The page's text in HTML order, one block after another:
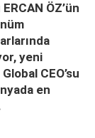
ÖZ’ün
yeni
CEO’su
en